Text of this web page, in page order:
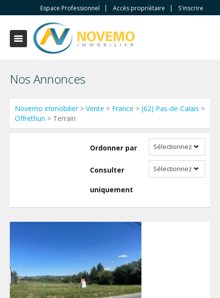
Espace Professionnel Accès propriètaire S'inscrire
Nos Annonces
Novemo immobilier> Vente > France > (62) Pas-de-Calais >
Offrethun > Terrain
Ordonner par Sélectionnez
Consulter
uniquement
Sélectionnez